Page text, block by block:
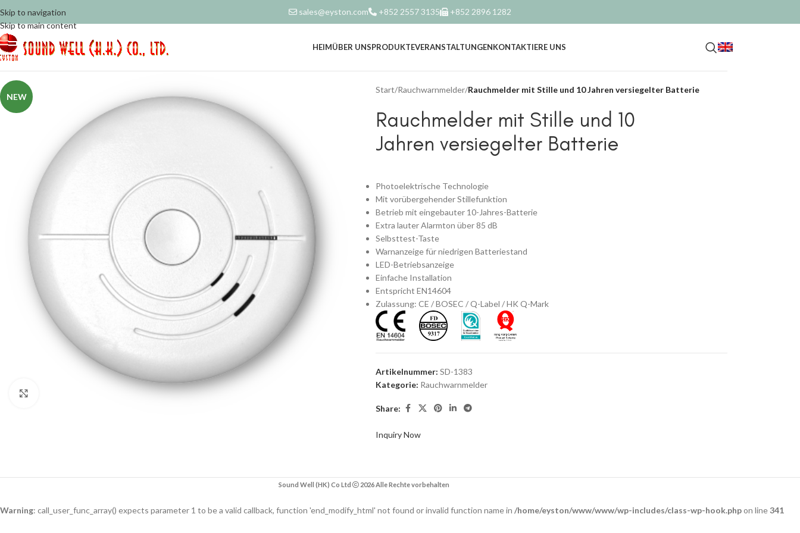
Skip to navigation
Skip to main content
sales@eyston.com +852 2557 3135 +852 2896 1282
HEIMÜBER UNSPRODUKTEVERANSTALTUNGENKONTAKTIERE UNS
NEW
Start/Rauchwarnmelder/Rauchmelder mit Stille und 10 Jahren versiegelter Batterie
Rauchmelder mit Stille und 10
Jahren versiegelter Batterie
Photoelektrische Technologie
Mit vorübergehender Stillefunktion
Betrieb mit eingebauter 10-Jahres-Batterie
Extra lauter Alarmton über 85 dB
Selbsttest-Taste
Warnanzeige für niedrigen Batteriestand
LED-Betriebsanzeige
Einfache Installation
Entspricht EN14604
Zulassung: CE / BOSEC / Q-Label / HK Q-Mark
Artikelnummer: SD-1383
Kategorie: Rauchwarnmelder
Share:
Inquiry Now
Sound Well (HK) Co Ltd 2026 Alle Rechte vorbehalten
Warning: call_user_func_array() expects parameter 1 to be a valid callback, function 'end_modify_html' not found or invalid function name in /home/eyston/www/www/wp-includes/class-wp-hook.phpon line341